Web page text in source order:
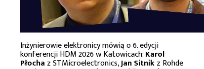
Inżynierowie elektronicy mówią o 6. edycji
konferencji HDM 2026 w Katowicach:Karol
Płocha z STMicroelectronics,Jan Sitnikz Rohde